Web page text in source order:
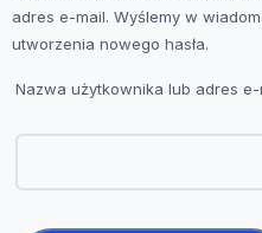
adres e-mail. Wyślemy w
utworzenia nowego hasła.
Nazwa użytkownika lub adres e-